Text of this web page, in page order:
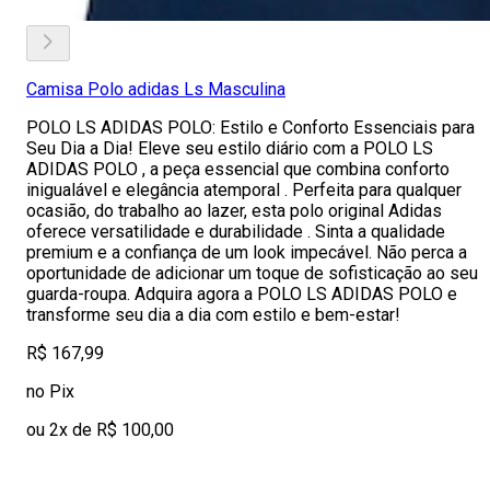
Camisa Polo adidas Ls Masculina
POLO LS ADIDAS POLO: Estilo e Conforto Essenciais para
Seu Dia a Dia! Eleve seu estilo diário com a POLO LS
ADIDAS POLO , a peça essencial que combina conforto
inigualável e elegância atemporal . Perfeita para qualquer
ocasião, do trabalho ao lazer, esta polo original Adidas
oferece versatilidade e durabilidade . Sinta a qualidade
premium e a confiança de um look impecável. Não perca a
oportunidade de adicionar um toque de sofisticação ao seu
guarda-roupa. Adquira agora a POLO LS ADIDAS POLO e
transforme seu dia a dia com estilo e bem-estar!
R$ 167,99
no Pix
ou 2x de R$ 100,00